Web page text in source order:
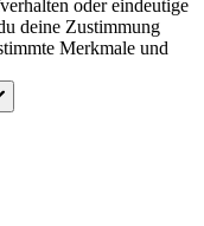
oder eindeutige
deine Zustimmung
Merkmale und